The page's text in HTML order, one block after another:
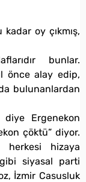
oy çıkmış,
bunlar.
önce alay edip,
bulunanlardan
diye Ergenekon
çöktü” diyor.
hizaya
siyasal parti
İzmir Casusluk